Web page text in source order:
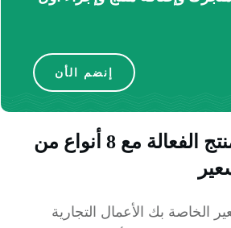
إنضم الأن
طريقة تسعير المنتج الفعالة مع 8 أنواع من
الخاصة بك الأعمال التجارية